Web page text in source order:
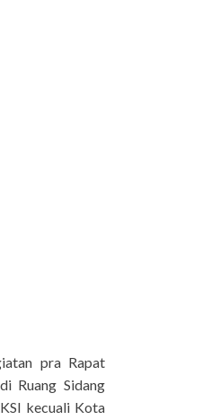
pra Rapat
Ruang Sidang
kecuali Kota